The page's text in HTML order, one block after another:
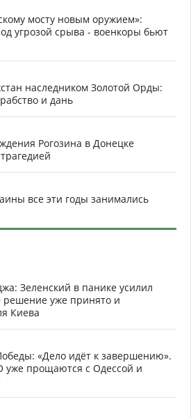
мосту новым оружием»:
угрозой срыва - военкоры бьют
наследником Золотой Орды:
и дань
Рогозина в Донецке
все эти годы занимались
Зеленский в панике усилил
решение уже принято и
Киева
«Дело идёт к завершению».
уже прощаются с Одессой и